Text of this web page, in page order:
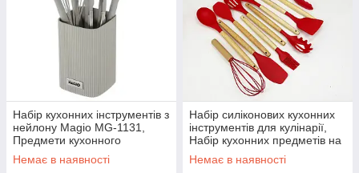
Набір кухонних інструментів з
нейлону Magio MG-1131,
Предмети кухонного
начиння, Набір кухарського
FP-21
Немає в наявності
Набір силіконових кухонних
інструментів для кулінарії,
Набір кухонних предметів на
підставці LB-88
Немає в наявності